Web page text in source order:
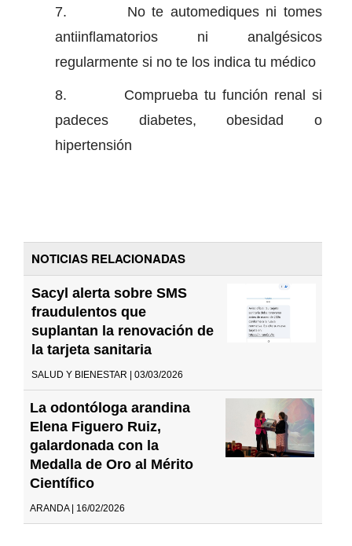
7. No te automediques ni tomes
antiinflamatorios ni analgésicos
regularmente si no te los indica tu médico
8. Comprueba tu función renal si
padeces diabetes, obesidad o
hipertensión
NOTICIAS RELACIONADAS
Sacyl alerta sobre SMS
fraudulentos que
suplantan la renovación de
la tarjeta sanitaria
SALUD Y BIENESTAR | 03/03/2026
La odontóloga arandina
Elena Figuero Ruiz,
galardonada con la
Medalla de Oro al Mérito
Científico
ARANDA | 16/02/2026